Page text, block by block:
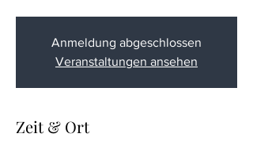
Anmeldung abgeschlossen
Veranstaltungen ansehen
Zeit & Ort